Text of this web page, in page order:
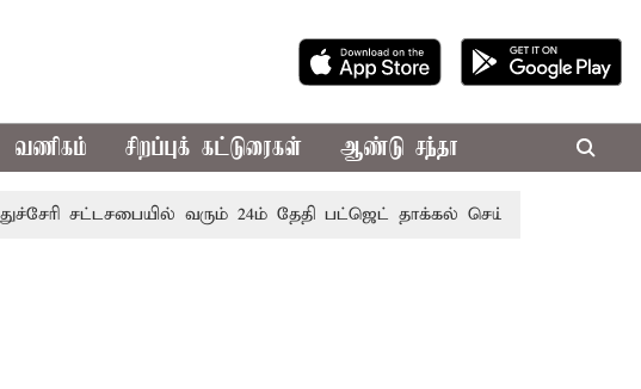
வணிகம் சிறப்புக் கட்டுரைகள் ஆண்டு சந்தா
சட்டசபையில் வரும் 24ம் தேதி பட்ஜெட் தாக்கல் செய்கிறார் முதல்-